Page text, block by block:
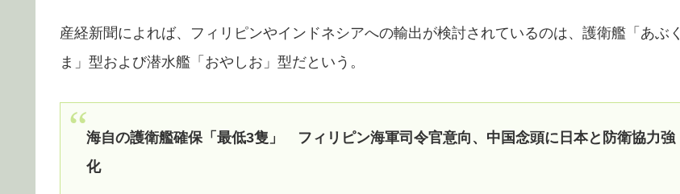
産経新聞によれば、フィリピンやインドネシアへの輸出が検討されているのは、護衛艦「あぶく
ま」型および潜水艦「おやしお」型だという。
海自の護衛艦確保「最低3隻」 フィリピン海軍司令官意向、中国念頭に日本と防衛協力強
化